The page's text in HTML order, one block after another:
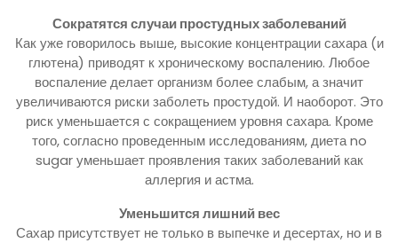
Сократятся случаи простудных заболеваний
Как уже говорилось выше, высокие концентрации сахара (и
глютена) приводят к хроническому воспалению. Любое
воспаление делает организм более слабым, а значит
увеличиваются риски заболеть простудой. И наоборот. Это
риск уменьшается с сокращением уровня сахара. Кроме
того, согласно проведенным исследованиям, диета no
sugar уменьшает проявления таких заболеваний как
аллергия и астма.
Уменьшится лишний вес
Сахар присутствует не только в выпечке и десертах, но и в